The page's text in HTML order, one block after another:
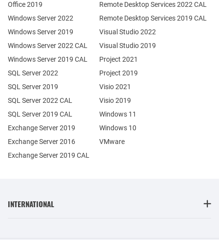
Office 2019
Windows Server 2022
Windows Server 2019
Exchange Server 2019
Exchange Server 2016
SQL Server 2022
SQL Server 2019
Windows Server 2022 CAL
Windows Server 2019 CAL
SQL Server 2022 CAL
SQL Server 2019 CAL
Remote Desktop Services 2022 CAL
Remote Desktop Services 2019 CAL
Exchange Server 2019 CAL
Visual Studio 2022
Visual Studio 2019
Project 2021
Project 2019
Visio 2021
Visio 2019
Windows 11
Windows 10
VMware
INTERNATIONAL